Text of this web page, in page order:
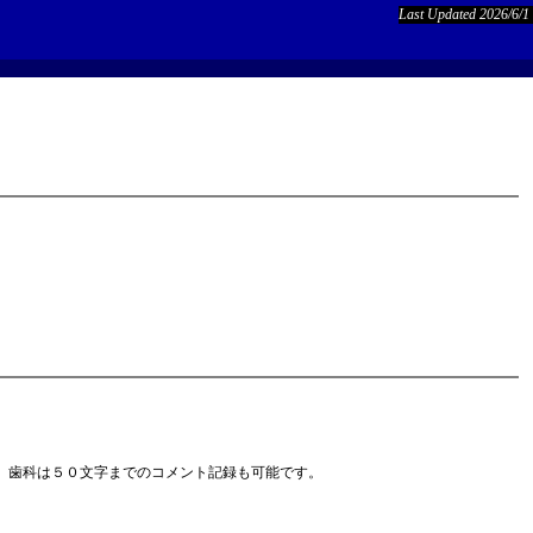
Last Updated 2026/6/1
科は５０文字までのコメント記録も可能です。